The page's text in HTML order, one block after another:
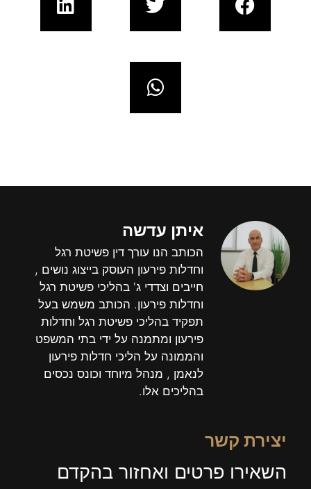
איתן עדשה
הכותב הנו עורך דין פשיטת רגל
וחדלות פירעון העוסק בייצוג נושים ,
חייבים וצדדי ג' בהליכי פשיטת רגל
וחדלות פירעון. הכותב משמש בעל
תפקיד בהליכי פשיטת רגל וחדלות
פירעון ומתמנה על ידי בתי המשפט
והממונה על הליכי חדלות פירעון
לנאמן , מנהל מיוחד וכונס נכסים
בהליכים אלו.
יצירת קשר
השאירו פרטים ואחזור בהקדם